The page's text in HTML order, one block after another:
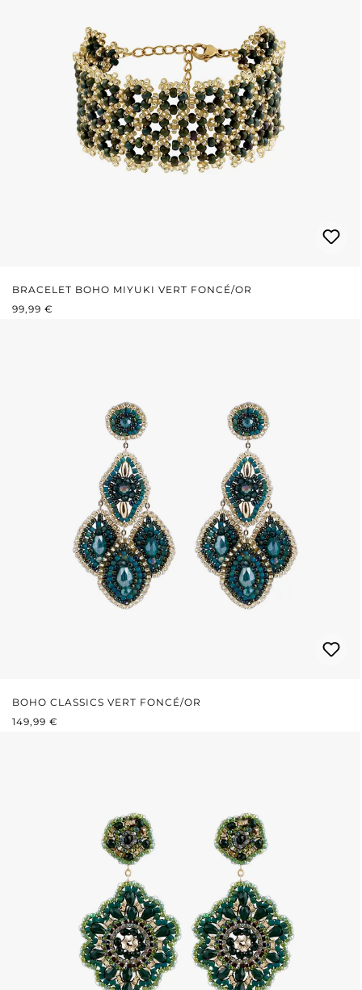
BRACELET BOHO MIYUKI VERT FONCÉ/OR
PRIX RÉGULIER :
99,99 €
BOHO CLASSICS VERT FONCÉ/OR
PRIX RÉGULIER :
149,99 €